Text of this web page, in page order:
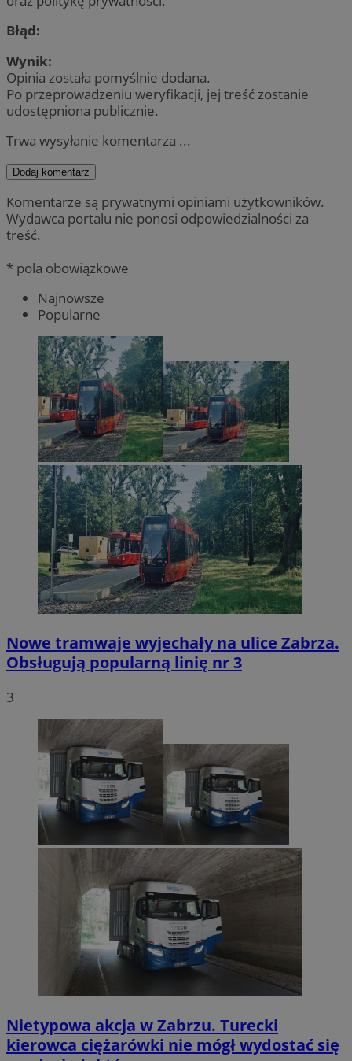
Błąd:
Wynik:
Opinia została pomyślnie dodana.
Po przeprowadzeniu weryfikacji, jej treść zostanie
udostępniona publicznie.
Trwa wysyłanie komentarza ...
Dodaj komentarz
Komentarze są prywatnymi opiniami użytkowników.
Wydawca portalu nie ponosi odpowiedzialności za
treść.
* pola obowiązkowe
Najnowsze
Popularne
Nowe tramwaje wyjechały na ulice Zabrza.
Obsługują popularną linię nr 3
3
Nietypowa akcja w Zabrzu. Turecki
kierowca ciężarówki nie mógł wydostać się